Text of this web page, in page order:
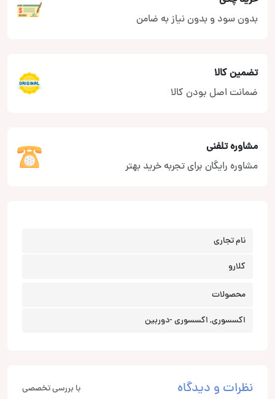
بدون سود و بدون نیاز به ضامن
تضمین کالا
ضمانت اصل بودن کالا
مشاوره تلفنی
مشاوره رایگان برای تجربه خرید بهتر
نام تجاری
کلارو
محصولات
اکسسوری, اکسسوری -دوربین
نظرات و دیدگاه با بررسی تخصصی